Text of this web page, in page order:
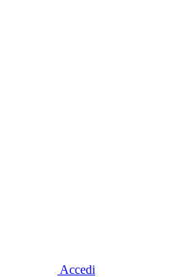
Accedi